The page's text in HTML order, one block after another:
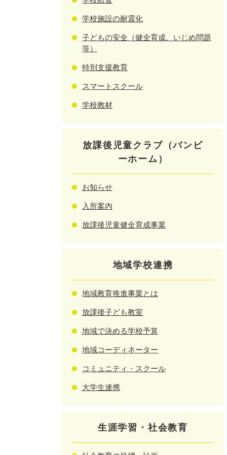
学校施設の耐震化
子どもの安全（健全育成、いじめ問題
等）
特別支援教育
スマートスクール
学校教材
放課後児童クラブ（バンビ
ーホーム）
お知らせ
入所案内
放課後児童健全育成事業
地域学校連携
地域教育推進事業とは
放課後子ども教室
地域で決める学校予算
地域コーディネーター
コミュニティ・スクール
大学生連携
生涯学習・社会教育